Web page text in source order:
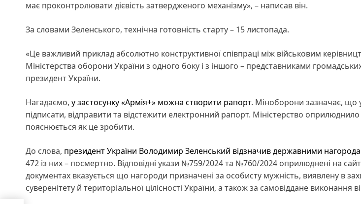
має проконтролювати дієвість затвердженого механізму», – написав він.
За словами Зеленського, технічна готовність старту – 15 листопада.
«Це важливий приклад абсолютно конструктивної співпраці між військовим
Міністерства оборони України з одного боку і з іншого – представниками
президент України.
Нагадаємо, у застосунку «Армія+» можна створити рапорт. Міноборони зазначає, що
підписати, відправити та відстежити електронний рапорт. Міністерство
пояснюється як це зробити.
До слова, президент України Володимир Зеленський відзначив державними
472 із них – посмертно. Відповідні укази №759/2024 та №760/2024 оприлюднені на
документах вказується що нагороди призначені за особисту мужність, виявлену в
суверенітету й територіальної цілісності України, а також за самовіддане виконання